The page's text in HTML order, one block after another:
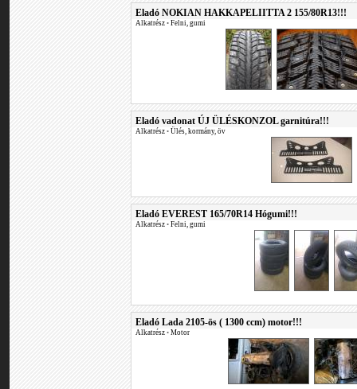
Eladó NOKIAN HAKKAPELIITTA 2 155/80R13!!!
Alkatrész • Felni, gumi
Eladó vadonat ÚJ ÜLÉSKONZOL garnitúra!!!
Alkatrész • Ülés, kormány, öv
Eladó EVEREST 165/70R14 Hógumi!!!
Alkatrész • Felni, gumi
Eladó Lada 2105-ös ( 1300 ccm) motor!!!
Alkatrész • Motor